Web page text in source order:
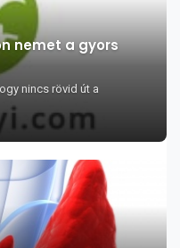
nemet a gyors
nincs rövid út a